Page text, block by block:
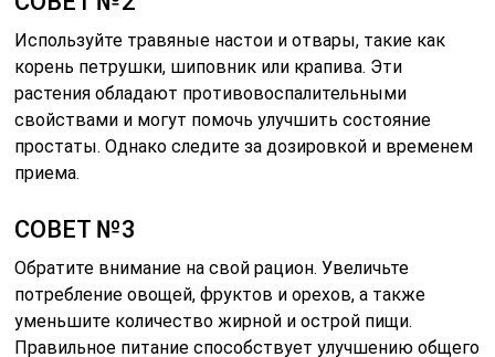
Используйте травяные настои и отвары, такие как
корень петрушки, шиповник или крапива. Эти
растения обладают противовоспалительными
свойствами и могут помочь улучшить состояние
простаты. Однако следите за дозировкой и временем
приема.
СОВЕТ №3
Обратите внимание на свой рацион. Увеличьте
потребление овощей, фруктов и орехов, а также
уменьшите количество жирной и острой пищи.
Правильное питание способствует улучшению общего